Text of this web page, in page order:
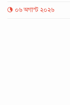
০৬ অগাস্ট ২০২৬